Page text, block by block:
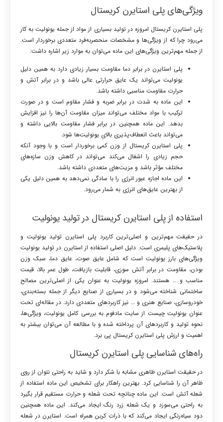
ویژگی‌های پلی استایرن کریستال
پلی استایرن کریستال امروزه در تولید بسیاری از مواد از جمله یونولیت به کار
می‌رود چرا که از ویژگی‌ها و مشخصات منحصربه‌فرد متعددی برخوردار است.
از جمله مهم‌ترین ویژگی‌های این ماده می‌توان به موارد زیر اشاره داشت:
پلی استایرن در برابر دما مقاومت بسیار زیادی دارد به همین دلیل
یونولیت می‌تواند یک عایق حرارتی عالی باشد و در برابر آتش و
حرارت مقاومت مناسبی داشته باشد.
این ماده به شدت در برابر ضربه و فشار مقاوم است و در صورت
ترکیب با مواد مختلف می‌تواند میزان مقاومت آن‌ها را نیز افزایش
بدهد. این ماده همچنین در برابر فشار مقاومت بالایی داشته و
می‌تواند باعث انعطاف‌پذیری بالای یونولیت‌ها شود.
پلی استایرن کریستال از وزن کمی برخوردار است و با وجود آنکه
حجم زیادی را اشغال می‌کند می‌تواند در کاهش وزن سازه‌های
مختلف مؤثر باشد و مزیت‌های متعددی داشته باشد.
این ماده اجازه عبور انرژی را با سادگی نمی‌دهد به همین دلیل یکی
از بهترین عایق‌های انرژی به شمار می‌رود.
استفاده از پلی استایرن کریستال در تولید یونولیت
در حقیقت مهم‌ترین و اصلی‌ترین کاربرد پلی استایرن تولید یونولیت و
پلاستیک‌های پلیمری است. دلیل اصلی استفاده از استایرن در تولید یونولیت
ویژگی‌های بارز یونولیت است که شامل عایق صوت، عایق دما، سبک وزن
بودن، مقاومت در برابر آتش سوزی، قابلیت بازیافت، طول عمر بالا، قیمت
مناسب و … هستند. امروزه یونولیت به عنوان یکی از اصلی‌ترین مصالح
ساختمانی شناخته می‌شود و در بسیاری از صنایع دیگر از جمله بسته‌بندی،
خودروسازی، صنایع هنری و … نیز کاربردهای متعددی دارد. در مقاله‌ای تحت
عنوان یونولیت چیست از سایت مادفوم به بررسی کامل یونولیت، ویژگی‌ها،
نحوه تولید و کاربردهای آن پرداخته شده و با مطالعه آن می‌توان بیشتر به
اهمیت و ارزش پلی استایرن کریستال پی برد.
راه‌های شناسایی پلی استایرن کریستال
در حقیقت استایرن ظاهری مشابه با شکر دارد و شاید به راحتی نتوان از روی
ظاهر آن را شناسایی کرد. بهترین راهکار برای تشخیص این ماده استفاده از
شعله آتش است. این ماده چنانچه تحت شعله و حرارت مستقیم قرار بگیرد
به راحتی می‌سوزد و یک شعله زرد رنگ ایجاد می‌کند. این ماده همچنین
دود سیاه‌رنگی ایجاد می‌کند که با ذرات کربن همراه است. استایرن در شعله